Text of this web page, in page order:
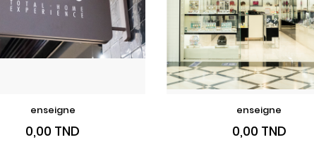
enseigne
Prix
0,00 TND
VOIR LE PRODUIT enseigne
Prix
0,00 TND
VOIR LE